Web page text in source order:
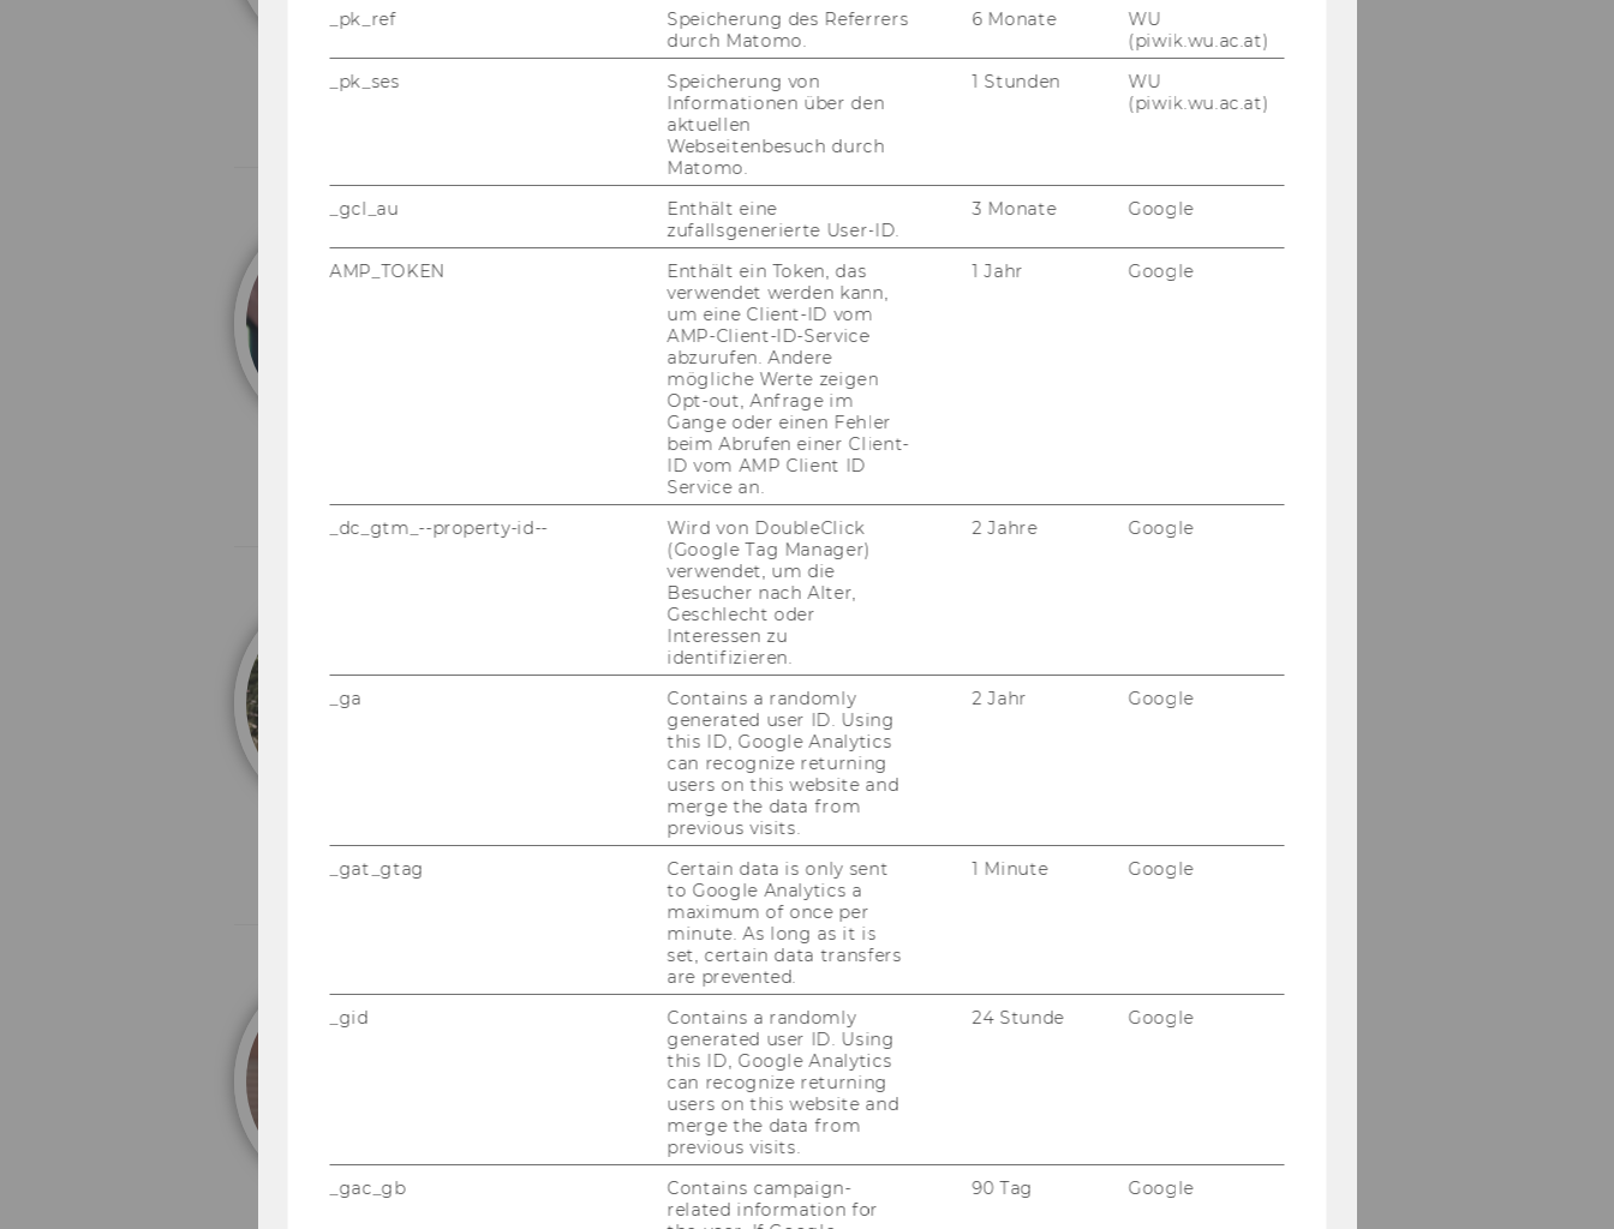
Till Bieg
Universitätsassistent
till.bieg@wu.ac.at
Melanie Regber
Universitätsassistentin
melanie.regber@wu.ac.at
Susanne Ruckelshausen
Universitätsassistentin
susanne.ruckelshausen@wu.ac.at
_pk_ref
Speicherung des Referrers
durch Matomo.
6 Monate
WU
(piwik.wu.ac.at)
_pk_ses
Speicherung von
Informationen über den
aktuellen
Webseitenbesuch durch
Matomo.
1 Stunden
WU
(piwik.wu.ac.at)
_gcl_au
Enthält eine
zufallsgenerierte User-ID.
3 Monate Google
AMP_TOKEN
Enthält ein Token, das
verwendet werden kann,
um eine Client-ID vom
AMP-Client-ID-Service
abzurufen. Andere
mögliche Werte zeigen
Opt-out, Anfrage im
Gange oder einen Fehler
beim Abrufen einer Client-
ID vom AMP Client ID
Service an.
1 Jahr Google
_dc_gtm_--property-id--
Wird von DoubleClick
(Google Tag Manager)
verwendet, um die
Besucher nach Alter,
Geschlecht oder
Interessen zu
identifizieren.
2 Jahre Google
_ga
Contains a randomly
generated user ID. Using
this ID, Google Analytics
can recognize returning
users on this website and
merge the data from
previous visits.
2 Jahr Google
_gat_gtag
Certain data is only sent
to Google Analytics a
maximum of once per
minute. As long as it is
set, certain data transfers
are prevented.
1 Minute Google
_gid
Contains a randomly
generated user ID. Using
this ID, Google Analytics
can recognize returning
users on this website and
merge the data from
previous visits.
24 Stunde Google
_gac_gb
Contains campaign-
related information for
90 Tag Google